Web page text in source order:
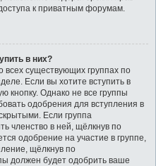
к приватным форумам.
в них?
существующих группах по
Если вы хотите вступить в
кнопку. Однако не все группы
одобрения для вступления в
Если группа
членство в ней, щёлкнув по
одобрение на участие в группе,
щёлкнув по
должен будет одобрить ваше